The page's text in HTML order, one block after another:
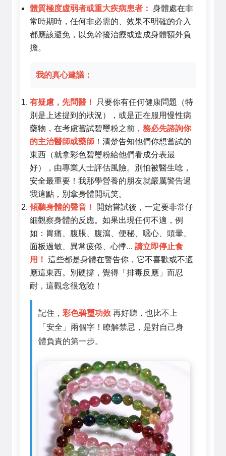
體質極度虛弱者或重大疾病患者： 身體處在非
常時期時，任何非必需的、效果不明確的介入
都應該避免，以免幹擾治療或造成身體額外負
擔。
我的真心建議：
有疑慮，先問醫！
只要你有任何健康問題（特
別是上述提到的狀況），或是正在服用慢性病
藥物，在考慮嘗試碧璽粉之前， 務必先諮詢你
的主治醫師或藥師 ！清楚告知他們你想嘗試的
東西（就拿彩色碧璽粉給他們看成分表最
好），由專業人士評估風險。別怕被醫生唸，
安全最重要！我那學營養的朋友就嚴厲警告過
我這點，別拿身體開玩笑。
傾聽身體的聲音！
開始嘗試後，一定要非常仔
細觀察身體的反應。如果出現任何不適，例
如：胃痛、腹脹、腹瀉、便秘、噁心、頭暈、
面板過敏、異常疲倦、心悸... 請立即停止食
用！ 這些都是身體在警告你，它不喜歡或不適
應這東西。別硬撐，覺得「排毒反應」而忍
耐，這觀念很危險！
記住， 彩色碧璽功效 再好聽，也比不上
「安全」兩個字！瞭解禁忌，是對自己身
體負責的第一步。